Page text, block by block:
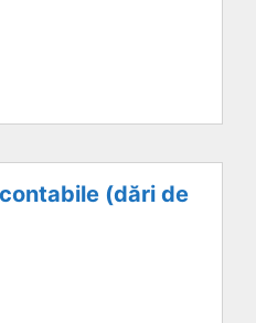
(dări de